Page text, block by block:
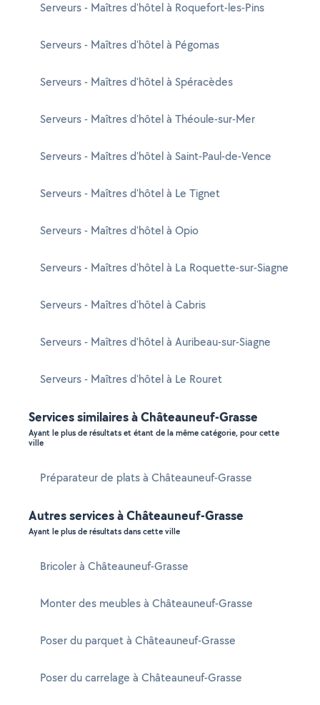
Serveurs - Maîtres d'hôtel à Roquefort-les-Pins
Serveurs - Maîtres d'hôtel à Pégomas
Serveurs - Maîtres d'hôtel à Spéracèdes
Serveurs - Maîtres d'hôtel à Théoule-sur-Mer
Serveurs - Maîtres d'hôtel à Saint-Paul-de-Vence
Serveurs - Maîtres d'hôtel à Le Tignet
Serveurs - Maîtres d'hôtel à Opio
Serveurs - Maîtres d'hôtel à La Roquette-sur-Siagne
Serveurs - Maîtres d'hôtel à Cabris
Serveurs - Maîtres d'hôtel à Auribeau-sur-Siagne
Serveurs - Maîtres d'hôtel à Le Rouret
Services similaires à Châteauneuf-Grasse
Ayant le plus de résultats et étant de la même catégorie, pour cette
ville
Préparateur de plats à Châteauneuf-Grasse
Autres services à Châteauneuf-Grasse
Ayant le plus de résultats dans cette ville
Bricoler à Châteauneuf-Grasse
Monter des meubles à Châteauneuf-Grasse
Poser du parquet à Châteauneuf-Grasse
Poser du carrelage à Châteauneuf-Grasse